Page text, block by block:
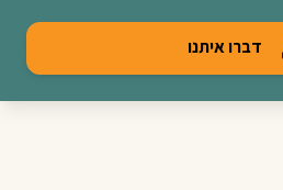
דברו איתנו